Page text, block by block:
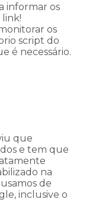
informar os
link!
os
script do
é necessário.
que
e tem que
na
de
inclusive o